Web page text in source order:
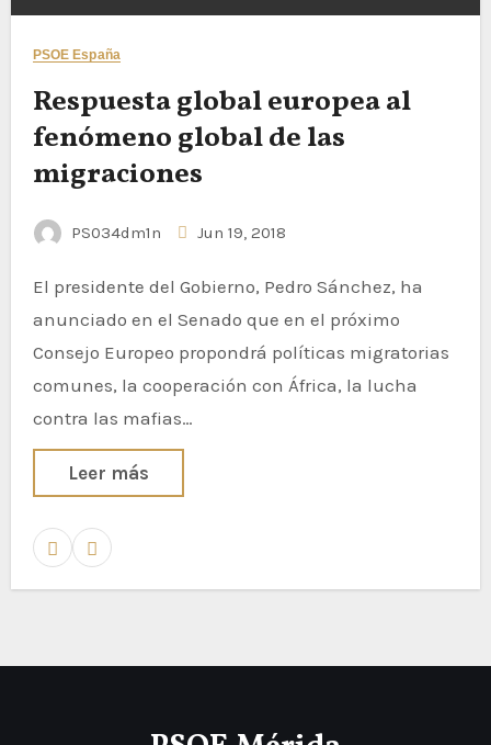
PSOE España
Respuesta global europea al
fenómeno global de las
migraciones
PS034dm1n Jun 19, 2018
El presidente del Gobierno, Pedro Sánchez, ha
anunciado en el Senado que en el próximo
Consejo Europeo propondrá políticas migratorias
comunes, la cooperación con África, la lucha
contra las mafias…
Leer más